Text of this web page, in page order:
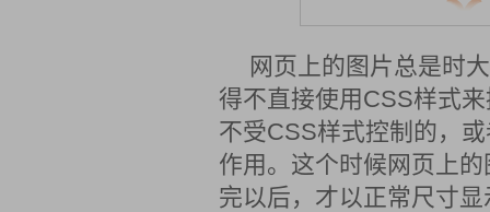
网页上的图片总是时
得不直接使用CSS样式
不受CSS样式控制的，
作用。这个时候网页上
完以后，才以正常尺寸